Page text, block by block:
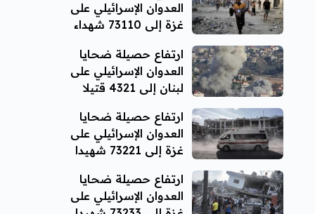
العدوان الإسرائيلي على
غزة إلى 73110 شهداء
ارتفاع حصيلة ضحايا
العدوان الإسرائيلي على
لبنان إلى 4321 قتيلا
ارتفاع حصيلة ضحايا
العدوان الإسرائيلي على
غزة إلى 73221 شهيدا
ارتفاع حصيلة ضحايا
العدوان الإسرائيلي على